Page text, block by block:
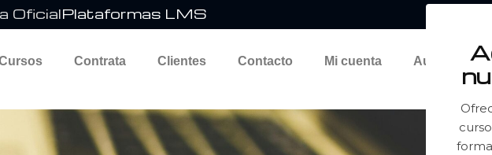
OficialPlataformas LMS
Contrata Clientes Contacto Mi cuenta Aula Demo